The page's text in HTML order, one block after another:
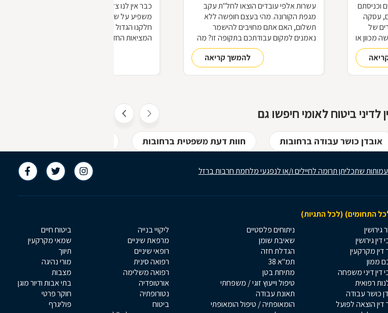
וכניסתם
עסקה
של
מכוון או
הבידוד
עשרות אלפי עובדים הוצאו לחל"ת עקב
מגפת הקורונה. מהי בעצם חופשה ללא
תשלום, האם אתם מחויבים להישמר
נאמנים למקום עבודתכם בתקופה זו? מה
ההבדל בין חל"ת לפיטורים? האם תחזרו
לעבודה בתום תקופת החל"ת?להמשך קריאה
כבר אין לנו צל של ספק שמשבר הקורונה
משפיע על שוק העבודה בישראל ובעולם.
חלקנו הגדול יכול כבר לנחש את פני
המציאות החדשה שתיווצר בעולם
וקטן של נדבקים, מספר הולך וקטן של
נפטרים, ועל ביטול מצב החירום. איננו
יודעים עדיין מתי יבוא היום הזה, אבל הוא
יבוא, וכאשר הוא יגיע, נגלה שוירוס הקורנה
היה רק הטריגר שדוחף את שוק העבודה
לדיני ביטוח לאומי חיפשו גם
אובדן כושר עבודה ברחובות חוות דעת משפטית ברחובות
שתכליתן תרומה לחיילים ו/או לנפגעי מלחמת חרבות ברזל
התחומים) (לכל התגיות)
גירושין
דין גירושין
דין מקרקעין
ממון
דין דיני משפחה
רפואית
כושר עבודה
דין הוצאה לפועל
ניתוחים פלסטיים
שאיבת שומן
הגדלת חזה
תמ"א 38
מתיחת בטן
טיפול וייעוץ זוגי / משפחתי
תאונת עבודה
הומאופתיה / טיפול הומאופתי
ליקויי בנייה
מרפאת שיניים
רופאי שיניים
רפואה סינית
רפואה משלימה
אורטופדיה
נטורופתיה
ביטוח
ביטוח חיים
שמאי מקרקעין
תיווך
מורי נהיגה
מצבות
בתי אבות ודיור מוגן
חוקר פרטי
פוליגרף